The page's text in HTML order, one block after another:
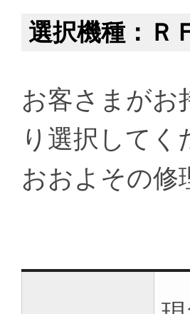
選択機種：
お客さまがお
り選択してく
おおよその修